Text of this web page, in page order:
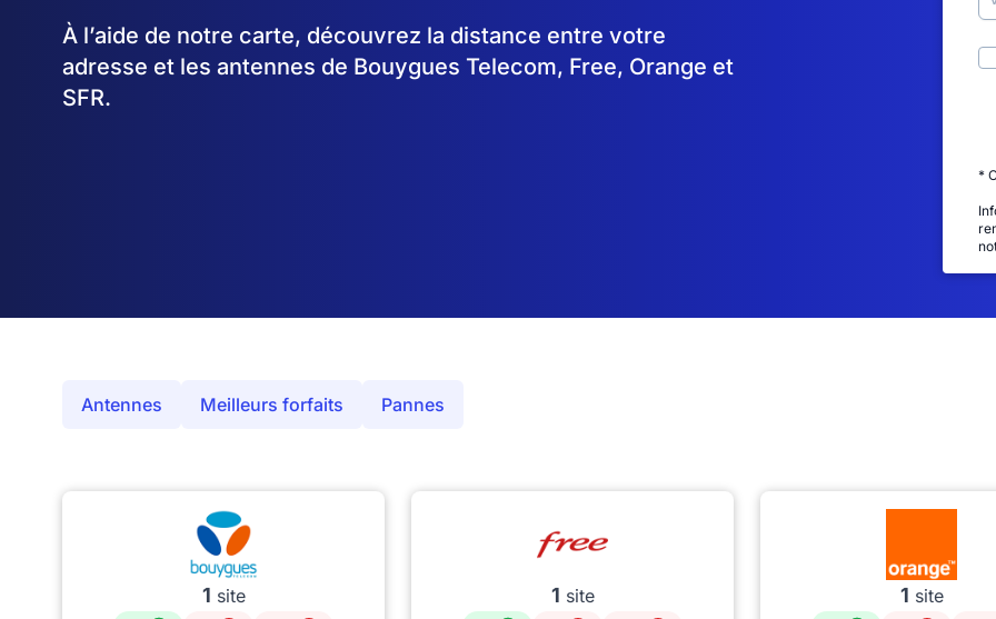
À l’aide de notre carte, découvrez la distance entre votre
adresse et les antennes de Bouygues Telecom, Free, Orange et
SFR.
*
Antennes Meilleurs forfaits Pannes
1 site 1 site 1 site